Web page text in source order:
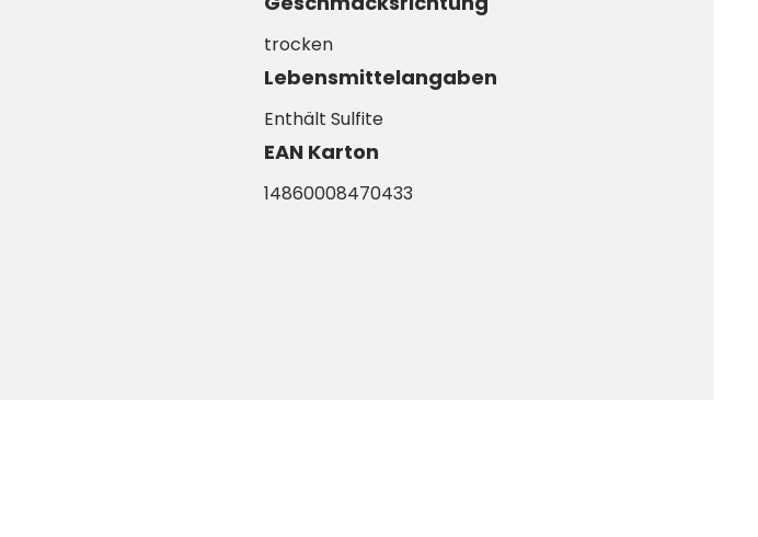
trocken
Lebensmittelangaben
Enthält Sulfite
EAN Karton
14860008470433